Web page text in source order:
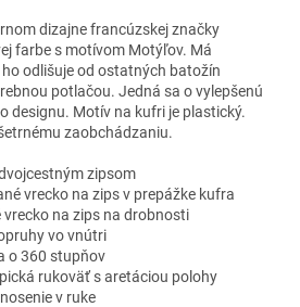
dizajne francúzskej značky
farbe s motívom Motýľov. Má
odlišuje od ostatných batožín
potlačou. Jedná sa o vylepšenú
designu. Motív na kufri je plastický.
zaobchádzaniu.
zipsom
vrecko na zips v prepážke kufra
vrecko na zips na drobnosti
vo vnútri
o 360 stupňov
rukoväť s aretáciou polohy
v ruke